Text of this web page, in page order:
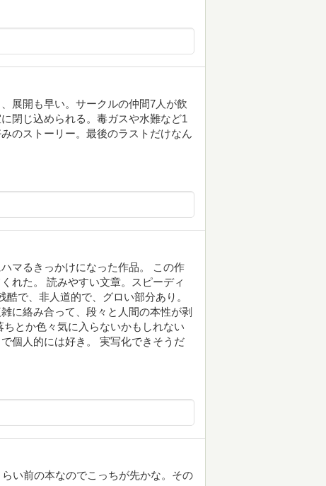
展開も早い。サークルの仲間7人が飲
閉じ込められる。毒ガスや水難など1
のストーリー。最後のラストだけなん
マるきっかけになった作品。 この作
れた。 読みやすい文章。スピーディ
で、非人道的で、グロい部分あり。
に絡み合って、段々と人間の本性が剥
とか色々気に入らないかもしれない
個人的には好き。 実写化できそうだ
い前の本なのでこっちが先かな。その